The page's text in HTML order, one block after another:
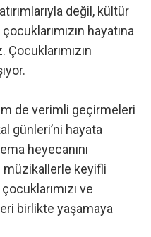
değil, kültür
hayatına
de verimli geçirmeleri
günleri’ni hayata
heyecanını
müzikallerle keyifli
ve
birlikte yaşamaya